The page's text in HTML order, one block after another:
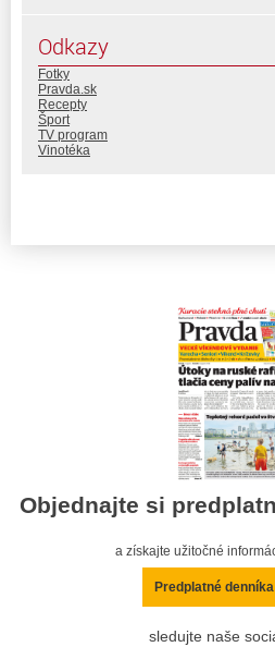
Odkazy
Fotky
Pravda.sk
Recepty
Šport
TV program
Vinotéka
Objednajte si
a získajte užitočné
Predplatné
sledujte naše